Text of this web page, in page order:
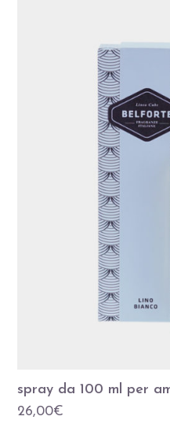
spray da 100 ml per
26,00€